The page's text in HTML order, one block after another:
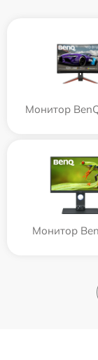
Монитор
Монитор